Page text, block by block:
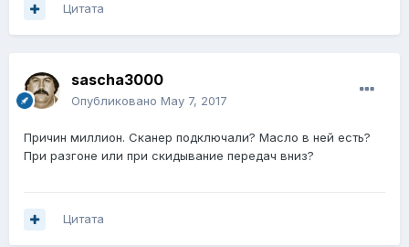
Цитата
sascha3000
Опубликовано May 7, 2017
Причин миллион. Сканер подключали? Масло в ней есть?
При разгоне или при скидывание передач вниз?
Цитата